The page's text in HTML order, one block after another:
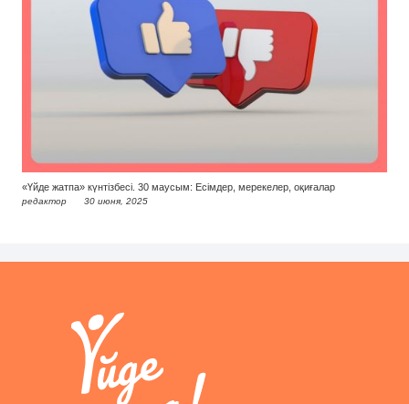
«Үйде жатпа» күнтізбесі. 30 маусым: Есімдер, мерекелер, оқиғалар
редактор 30 июня, 2025